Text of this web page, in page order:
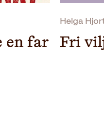
en far
Helga
Fri